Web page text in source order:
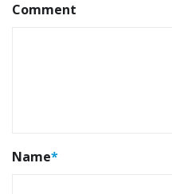
Comment
Name*